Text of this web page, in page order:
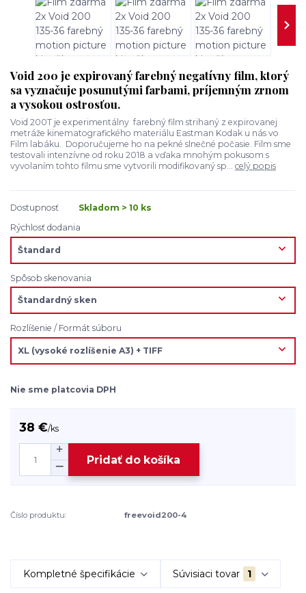
Void 200 je expirovaný farebný negatívny film, ktorý
sa vyznačuje posunutými farbami, príjemným zrnom
a vysokou ostrosťou.
Void 200T je experimentálny farebný film strihaný z expirovanej
metráže kinematografického materiálu Eastman Kodak u nás vo
Film labáku. Doporučujeme ho na pekné slnečné počasie. Film sme
testovali intenzívne od roku 2018 a vďaka mnohým pokusom s
vyvolaním tohto filmu sme vytvorili modifikovaný sp... celý popis
Dostupnosť
Skladom > 10 ks
Rýchlosť dodania
Spôsob skenovania
Rozlíšenie / Formát súboru
Nie sme platcovia DPH
38 €/ks
Pridať do košíka
Číslo produktu: freevoid200-4
Kompletné špecifikácie Súvisiaci tovar 1